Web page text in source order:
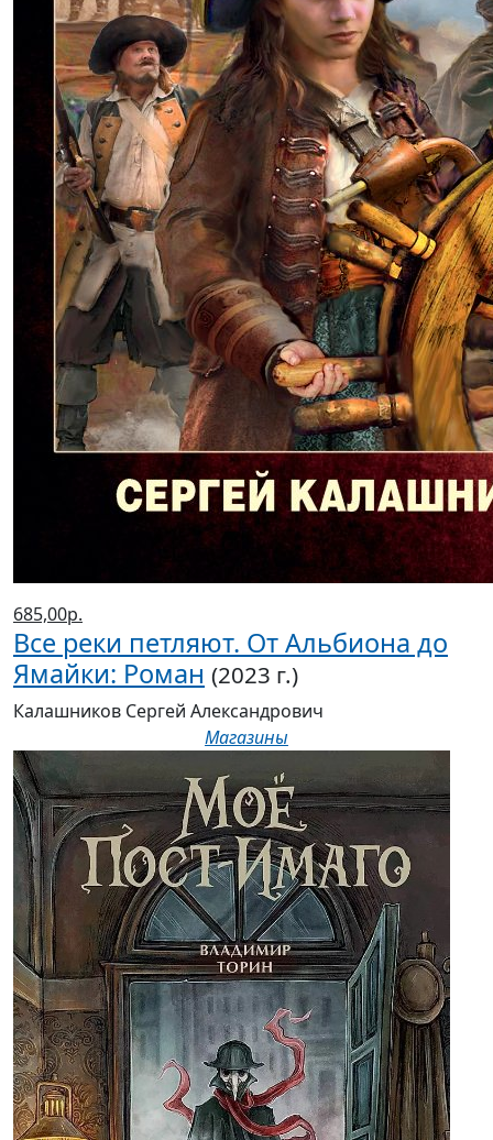
685,00р.
Все реки петляют. От Альбиона до
Ямайки: Роман (2023 г.)
Калашников Сергей Александрович
Магазины